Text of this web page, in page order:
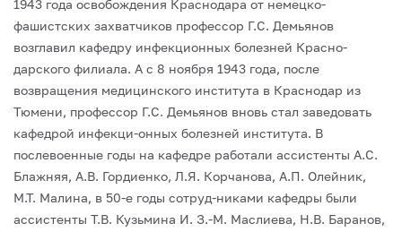
1943 года освобождения Краснодара от немецко-
фашистских захватчиков профессор Г.С. Демьянов
возглавил кафедру инфекционных болезней Красно-
дарского филиала. А с 8 ноября 1943 года, после
возвращения медицинского института в Краснодар из
Тюмени, профессор Г.С. Демьянов вновь стал заведовать
кафедрой инфекци-онных болезней института. В
послевоенные годы на кафедре работали ассистенты А.С.
Блажняя, А.В. Гордиенко, Л.Я. Корчанова, А.П. Олейник,
М.Т. Малина, в 50-е годы сотруд-никами кафедры были
ассистенты Т.В. Кузьмина И. З.-М. Маслиева, Н.В. Баранов,